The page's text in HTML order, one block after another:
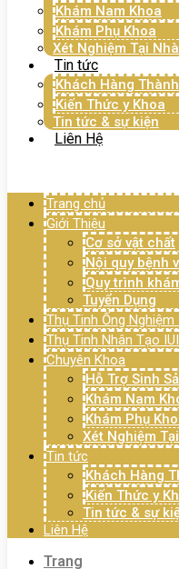
Khám Nam Khoa
Khám Phụ Khoa
Xét Nghiệm Tại Nhà
Tin tức
Khách Hàng
Kiến Thức y Khoa
Tin tức & sự kiện
Liên Hệ
Trang chủ
Giới Thiệu
Cơ sở vật chất
Nội quy bệnh
Quy trình
Tuyển Dụng
Thụ Tinh Ống Nghiệm
Thụ Tinh Nhân Tạo IUI
Chuyên Khoa
Hỗ Trợ Sinh
Khám Nam
Khám Phụ
Xét Nghiệm
Tin tức
Khách Hàng
Kiến Thức y
Tin tức & sự
Liên Hệ
Trang